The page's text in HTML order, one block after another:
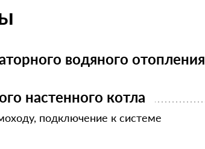
водяного отопления
настенного котла
подключение к системе